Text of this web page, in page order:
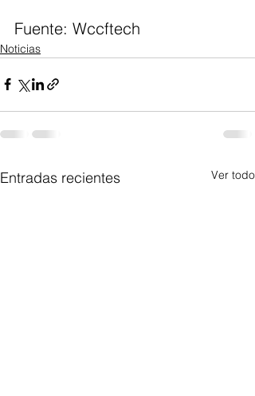
Fuente: Wccftech
Noticias
Entradas recientes Ver todo